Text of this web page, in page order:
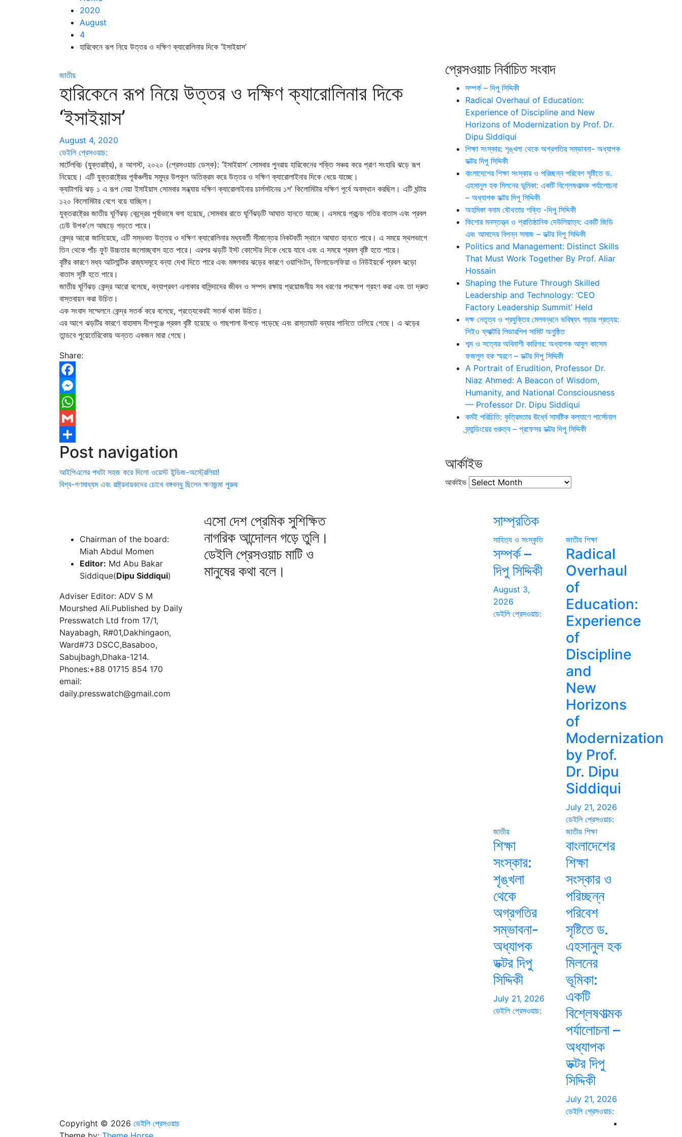
2020
August
4
হারিকেনে রূপ নিয়ে উত্তর ও দক্ষিণ ক্যারোলিনার দিকে ‘ইসাইয়াস’
জাতীয়
হারিকেনে রূপ নিয়ে উত্তর ও দক্ষিণ ক্যারোলিনার দিকে
‘ইসাইয়াস’
August 4, 2020
ডেইলি প্রেসওয়াচ:
মার্টেলবিচ (যুক্তরাষ্ট্র), ৪ আগস্ট, ২০২০ (প্রেসওয়াচ ডেস্ক): ‘ইসাইয়াস’ সোমবার পুনরায় হারিকেনের শক্তি সঞ্চয় করে প্রাণ সংহারি ঝড়ে রূপ
নিয়েছে। এটি যুক্তরাষ্ট্রের পূর্বাঞ্চলীয় সমুদ্র উপকূল অতিক্রম করে উত্তর ও দক্ষিণ ক্যারোলাইনার দিকে ধেয়ে যাচ্ছে।
ক্যাটাগরি ঝড় ১ এ রূপ নেয়া ইসাইয়াস সোমবার সন্ধ্যায় দক্ষিণ ক্যারোলাইনার চার্লসটনের ১শ’ কিলোমিটার দক্ষিণ পূর্বে অবস্থান করছিল। এটি ঘন্টায়
১২০ কিলোমিটার বেগে বয়ে যাচ্ছিল।
যুক্তরাষ্ট্রের জাতীয় ঘূর্ণিঝড় কেন্দ্রের পূর্বাভাষে বলা হয়েছে, সোমবার রাতে ঘূর্ণিঝড়টি আঘাত হানতে যাচ্ছে। এসময়ে প্রচন্ড গতির বাতাস এবং প্রবল
ঢেউ উপক’লে আছড়ে পড়তে পারে।
কেন্দ্র আরো জানিয়েছে, এটি সম্ভবত উত্তর ও দক্ষিণ ক্যারোলিনার মধ্যবর্তী সীমান্তের নিকটবর্তী স্থানে আঘাত হানতে পারে। এ সময়ে স্থলভাগে
তিন থেকে পাঁচ ফুট উচ্চতার জলোচ্ছ্বাস হতে পারে। এরপর ঝড়টি ইস্ট কোস্টের দিকে ধেয়ে যাবে এবং এ সময়ে প্রবল বৃষ্টি হতে পারে।
বৃষ্টির কারণে মধ্য আটলান্টিক রাজ্যসমূহে বন্যা দেখা দিতে পারে এবং মঙ্গলবার ঝড়ের কারণে ওয়াশিংটন, ফিলাডেলফিয়া ও নিউইয়র্কে প্রবল ঝড়ো
বাতাস সৃষ্টি হতে পারে।
জাতীয় ঘূর্ণিঝড় কেন্দ্র আরো বলেছে, বন্যাপ্রবণ এলাকার বাসিন্দাদের জীবন ও সম্পদ রক্ষায় প্রয়োজনীয় সব ধরণের পদক্ষেপ গ্রহণ করা এবং তা দ্রুত
বাস্তবায়ন করা উচিত।
এক সংবাদ সম্মেলনে কেন্দ্র সতর্ক করে বলেছে, প্রত্যেকেরই সতর্ক থাকা উচিত।
এর আগে ঝড়টির কারণে বাহামাস দীপপুঞ্জে প্রবল বৃষ্টি হয়েছে ও গাছপালা উপড়ে পড়েছে এবং রাস্তাঘাট বন্যার পানিতে তলিয়ে গেছে। এ ঝড়ের
তান্ডবে পুয়ের্তেরিকোয় অন্তত একজন মারা গেছে।
Share:
Facebook
Messenger
WhatsApp
Gmail
Share
Post navigation
আইপিএলের পথটা সহজ করে দিলো ওয়েস্ট ইন্ডিজ-অস্ট্রেলিয়া!
বিশ্ব-গণমাধ্যম এবং রাষ্ট্রনায়কদের চোখে বঙ্গবন্ধু ছিলেন ক্ষণজন্মা পুরুষ
প্রেসওয়াচ নির্বাচিত সংবাদ
সম্পর্ক – দিপু সিদ্দিকী
Radical Overhaul of Education:
Experience of Discipline and New
Horizons of Modernization by Prof. Dr.
Dipu Siddiqui
শিক্ষা সংস্কার: শৃঙ্খলা থেকে অগ্রগতির সম্ভাবনা- অধ্যাপক
ডক্টর দিপু সিদ্দিকী
বাংলাদেশের শিক্ষা সংস্কার ও পরিচ্ছন্ন পরিবেশ সৃষ্টিতে ড.
এহসানুল হক মিলনের ভূমিকা: একটি বিশ্লেষণাত্মক পর্যালোচনা
– অধ্যাপক ডক্টর দিপু সিদ্দিকী
অহমিকা বনাম যৌথতার শক্তি -দিপু সিদ্দিকী
কিশোর মনস্তত্ত্ব ও প্রাতিষ্ঠানিক দেউলিয়াত্ব: একটি জিডি
এবং আমাদের বিপন্ন সমাজ – ডক্টর দিপু সিদ্দিকী
Politics and Management: Distinct Skills
That Must Work Together By Prof. Aliar
Hossain
Shaping the Future Through Skilled
Leadership and Technology: ‘CEO
Factory Leadership Summit’ Held
দক্ষ নেতৃত্ব ও প্রযুক্তির মেলবন্ধনে ভবিষ্যৎ গড়ার প্রত্যয়:
সিইও ফ্যাক্টরি লিডারশিপ সামিট অনুষ্ঠিত
শব্দ ও সত্যের অবিনাশী কারিগর: অধ্যাপক আবুল কাসেম
ফজলুল হক স্মরণে – ডক্টর দিপু সিদ্দিকী
A Portrait of Erudition, Professor Dr.
Niaz Ahmed: A Beacon of Wisdom,
Humanity, and National Consciousness
— Professor Dr. Dipu Siddiqui
কর্মই পরিচিতি: কৃত্রিমতার ঊর্ধ্বে সামষ্টিক কল্যাণে পার্সোনাল
ব্র্যান্ডিংয়ের গুরুত্ব – প্রফেসর ডক্টর দিপু সিদ্দিকী
আর্কাইভ
আর্কাইভ
Chairman of the board:
Miah Abdul Momen
Editor: Md Abu Bakar
Siddique(Dipu Siddiqui)
Adviser Editor: ADV S M
Mourshed Ali.Published by Daily
Presswatch Ltd from 17/1,
Nayabagh, R#01,Dakhingaon,
Ward#73 DSCC,Basaboo,
Sabujbagh,Dhaka-1214.
Phones:+88 01715 854 170
email:
daily.presswatch@gmail.com
এসো দেশ প্রেমিক সুশিক্ষিত
নাগরিক আন্দোলন গড়ে তুলি।
ডেইলি প্রেসওয়াচ মাটি ও
মানুষের কথা বলে।
সাম্প্রতিক
সাহিত্য ও সংস্কৃতি
সম্পর্ক –
দিপু সিদ্দিকী
August 3,
2026
ডেইলি প্রেসওয়াচ:
জাতীয় শিক্ষা
Radical
Overhaul
of
Education:
Experience
of
Discipline
and
New
Horizons
of
Modernization
by Prof.
Dr. Dipu
Siddiqui
July 21, 2026
ডেইলি প্রেসওয়াচ:
জাতীয়
শিক্ষা
সংস্কার:
শৃঙ্খলা
থেকে
অগ্রগতির
সম্ভাবনা-
অধ্যাপক
ডক্টর দিপু
সিদ্দিকী
July 21, 2026
ডেইলি প্রেসওয়াচ:
জাতীয় শিক্ষা
বাংলাদেশের
শিক্ষা
সংস্কার ও
পরিচ্ছন্ন
পরিবেশ
সৃষ্টিতে ড.
এহসানুল হক
মিলনের
ভূমিকা:
একটি
বিশ্লেষণাত্মক
পর্যালোচনা –
অধ্যাপক
ডক্টর দিপু
সিদ্দিকী
July 21, 2026
ডেইলি প্রেসওয়াচ:
Copyright © 2026 ডেইলি প্রেসওয়াচ